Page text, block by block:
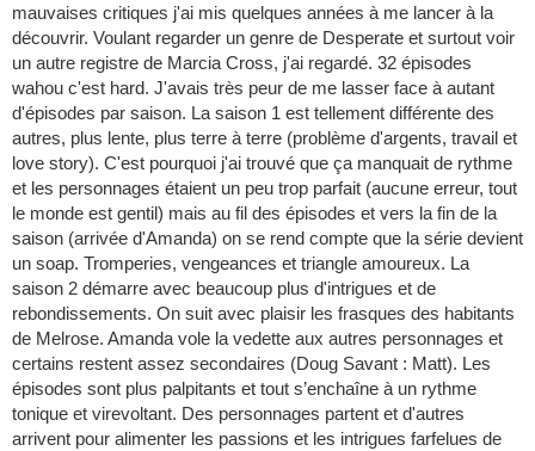
mauvaises critiques j'ai mis quelques années à me lancer à la
découvrir. Voulant regarder un genre de Desperate et surtout voir
un autre registre de Marcia Cross, j'ai regardé. 32 épisodes
wahou c'est hard. J'avais très peur de me lasser face à autant
d'épisodes par saison. La saison 1 est tellement différente des
autres, plus lente, plus terre à terre (problème d'argents, travail et
love story). C'est pourquoi j'ai trouvé que ça manquait de rythme
et les personnages étaient un peu trop parfait (aucune erreur, tout
le monde est gentil) mais au fil des épisodes et vers la fin de la
saison (arrivée d'Amanda) on se rend compte que la série devient
un soap. Tromperies, vengeances et triangle amoureux. La
saison 2 démarre avec beaucoup plus d'intrigues et de
rebondissements. On suit avec plaisir les frasques des habitants
de Melrose. Amanda vole la vedette aux autres personnages et
certains restent assez secondaires (Doug Savant : Matt). Les
épisodes sont plus palpitants et tout s’enchaîne à un rythme
tonique et virevoltant. Des personnages partent et d'autres
arrivent pour alimenter les passions et les intrigues farfelues de